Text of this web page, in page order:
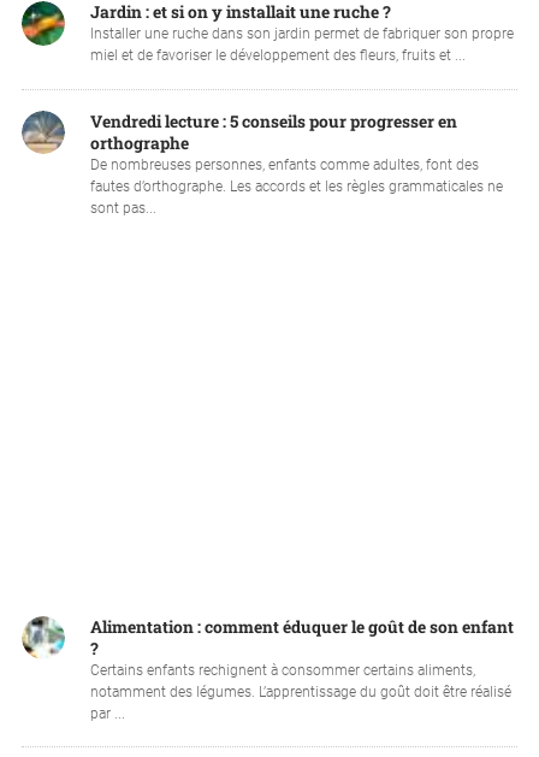
Jardin : et si on y installait une ruche ?
Installer une ruche dans son jardin permet de fabriquer son propre
miel et de favoriser le développement des fleurs, fruits et ...
Vendredi lecture : 5 conseils pour progresser en
orthographe
De nombreuses personnes, enfants comme adultes, font des
fautes d’orthographe. Les accords et les règles grammaticales ne
sont pas...
Alimentation : comment éduquer le goût de son enfant
?
Certains enfants rechignent à consommer certains aliments,
notamment des légumes. L’apprentissage du goût doit être réalisé
par ...